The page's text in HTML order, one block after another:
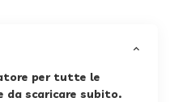
per tutte le
da scaricare subito.